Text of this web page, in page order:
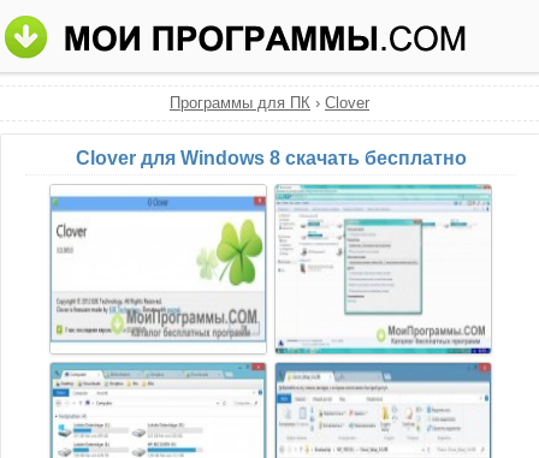
Программы для ПК › Clover
Clover для Windows 8 скачать бесплатно